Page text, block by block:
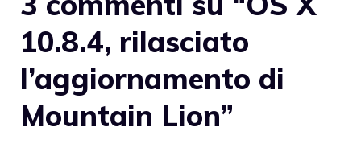
10.8.4, rilasciato
l’aggiornamento di
Mountain Lion”